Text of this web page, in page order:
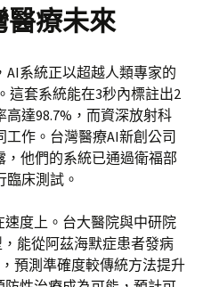
醫療未來
系統正以超越人類專家的
這套系統能在3秒內標註出2
達98.7%，而資深放射科
作。台灣醫療AI新創公司
，他們的系統已通過衛福部
床測試。
度上。台大醫院與中研院
能從阿茲海默症患者發病
預測準確度較傳統方法提升